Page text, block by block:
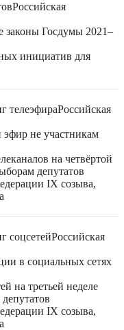
Российская
законы Госдумы 2021–
инициатив для
телеэфираРоссийская
не участникам
на четвёртой
депутатов
IX созыва,
соцсетейРоссийская
в социальных сетях
на третьей неделе
IX созыва,